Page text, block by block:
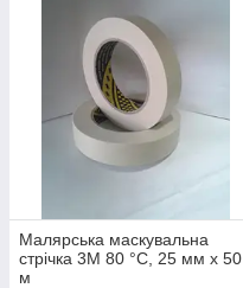
Малярська маскувальна
стрічка 3M 80 °C, 25 мм х 50
м